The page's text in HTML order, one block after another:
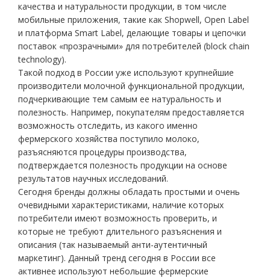
качества и натуральности продукции, в том числе
мобильные приложения, такие как Shopwell, Open Label
и платформа Smart Label, делающие товары и цепочки
поставок «прозрачными» для потребителей (block chain
technology).
Такой подход в России уже используют крупнейшие
производители молочной функциональной продукции,
подчеркивающие тем самым ее натуральность и
полезность. Например, покупателям предоставляется
возможность отследить, из какого именно
фермерского хозяйства поступило молоко,
разъясняются процедуры производства,
подтверждается полезность продукции на основе
результатов научных исследований.
Сегодня бренды должны обладать простыми и очень
очевидными характеристиками, наличие которых
потребители имеют возможность проверить, и
которые не требуют длительного разъяснения и
описания (так называемый анти-аутентичный
маркетинг). Данный тренд сегодня в России все
активнее используют небольшие фермерские